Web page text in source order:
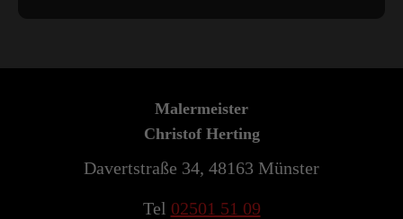
Malermeister
Christof Herting
Davertstraße 34, 48163 Münster
Tel 02501 51 09